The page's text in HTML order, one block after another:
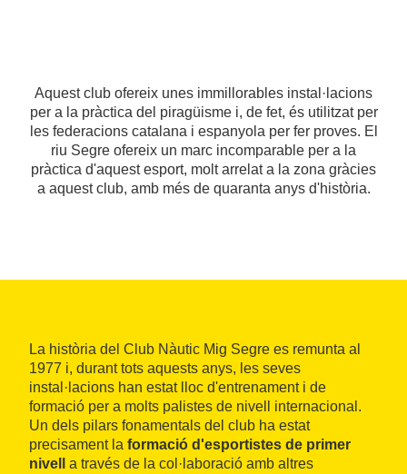
Aquest club ofereix unes immillorables instal·lacions
per a la pràctica del piragüisme i, de fet, és utilitzat per
les federacions catalana i espanyola per fer proves. El
riu Segre ofereix un marc incomparable per a la
pràctica d'aquest esport, molt arrelat a la zona gràcies
a aquest club, amb més de quaranta anys d'història.
La història del Club Nàutic Mig Segre es remunta al
1977 i, durant tots aquests anys, les seves
instal·lacions han estat lloc d'entrenament i de
formació per a molts palistes de nivell internacional.
Un dels pilars fonamentals del club ha estat
precisament la formació d'esportistes de primer
nivell
a través de la col·laboració amb altres